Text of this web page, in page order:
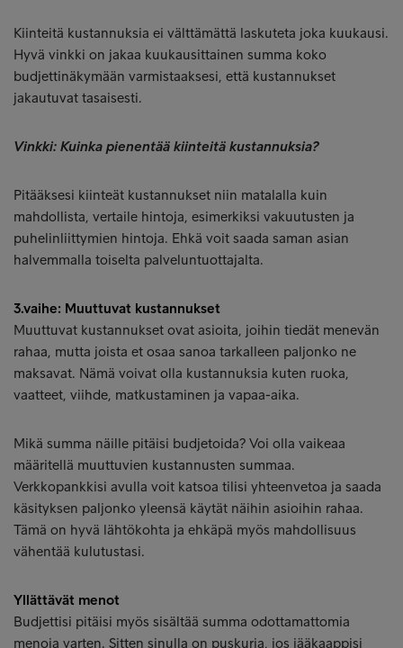
Kiinteitä kustannuksia ei välttämättä laskuteta joka kuukausi.
Hyvä vinkki on jakaa kuukausittainen summa koko
budjettinäkymään varmistaaksesi, että kustannukset
jakautuvat tasaisesti.
Vinkki: Kuinka pienentää kiinteitä kustannuksia?
Pitääksesi kiinteät kustannukset niin matalalla kuin
mahdollista, vertaile hintoja, esimerkiksi vakuutusten ja
puhelinliittymien hintoja. Ehkä voit saada saman asian
halvemmalla toiselta palveluntuottajalta.
3.vaihe: Muuttuvat kustannukset
Muuttuvat kustannukset ovat asioita, joihin tiedät menevän
rahaa, mutta joista et osaa sanoa tarkalleen paljonko ne
maksavat. Nämä voivat olla kustannuksia kuten ruoka,
vaatteet, viihde, matkustaminen ja vapaa-aika.
Mikä summa näille pitäisi budjetoida? Voi olla vaikeaa
määritellä muuttuvien kustannusten summaa.
Verkkopankkisi avulla voit katsoa tilisi yhteenvetoa ja saada
käsityksen paljonko yleensä käytät näihin asioihin rahaa.
Tämä on hyvä lähtökohta ja ehkäpä myös mahdollisuus
vähentää kulutustasi.
Yllättävät menot
Budjettisi pitäisi myös sisältää summa odottamattomia
menoja varten. Sitten sinulla on puskuria, jos jääkaappisi